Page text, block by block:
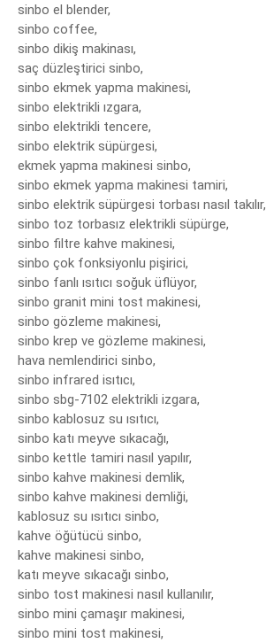
sinbo el blender,
sinbo coffee,
sinbo dikiş makinası,
saç düzleştirici sinbo,
sinbo ekmek yapma makinesi,
sinbo elektrikli ızgara,
sinbo elektrikli tencere,
sinbo elektrik süpürgesi,
ekmek yapma makinesi sinbo,
sinbo ekmek yapma makinesi tamiri,
sinbo elektrik süpürgesi torbası nasıl takılır,
sinbo toz torbasız elektrikli süpürge,
sinbo filtre kahve makinesi,
sinbo çok fonksiyonlu pişirici,
sinbo fanlı ısıtıcı soğuk üflüyor,
sinbo granit mini tost makinesi,
sinbo gözleme makinesi,
sinbo krep ve gözleme makinesi,
hava nemlendirici sinbo,
sinbo infrared isıtıcı,
sinbo sbg-7102 elektrikli izgara,
sinbo kablosuz su ısıtıcı,
sinbo katı meyve sıkacağı,
sinbo kettle tamiri nasıl yapılır,
sinbo kahve makinesi demlik,
sinbo kahve makinesi demliği,
kablosuz su ısıtıcı sinbo,
kahve öğütücü sinbo,
kahve makinesi sinbo,
katı meyve sıkacağı sinbo,
sinbo tost makinesi nasıl kullanılır,
sinbo mini çamaşır makinesi,
sinbo mini tost makinesi,